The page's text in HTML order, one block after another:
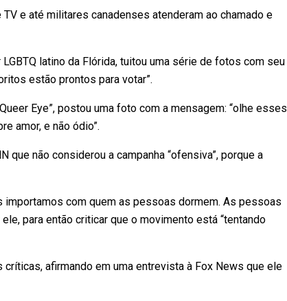
e até militares canadenses atenderam ao chamado e
latino da Flórida, tuitou uma série de fotos com seu
estão prontos para votar”.
Eye”, postou uma foto com a mensagem: “olhe esses
amor, e não ódio”.
que não considerou a campanha “ofensiva”, porque a
importamos com quem as pessoas dormem. As pessoas
para então criticar que o movimento está “tentando
afirmando em uma entrevista à Fox News que ele